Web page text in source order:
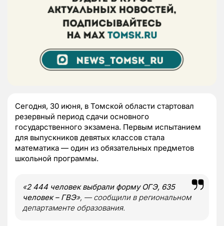
Сегодня, 30 июня, в Томской области стартовал
резервный период сдачи основного
государственного экзамена. Первым испытанием
для выпускников девятых классов стала
математика — один из обязательных предметов
школьной программы.
«2 444 человек выбрали форму ОГЭ, 635
человек – ГВЭ», — сообщили в региональном
департаменте образования.